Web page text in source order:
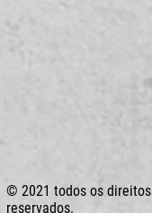
agosto)
© 2021 todos os direitos
reservados.